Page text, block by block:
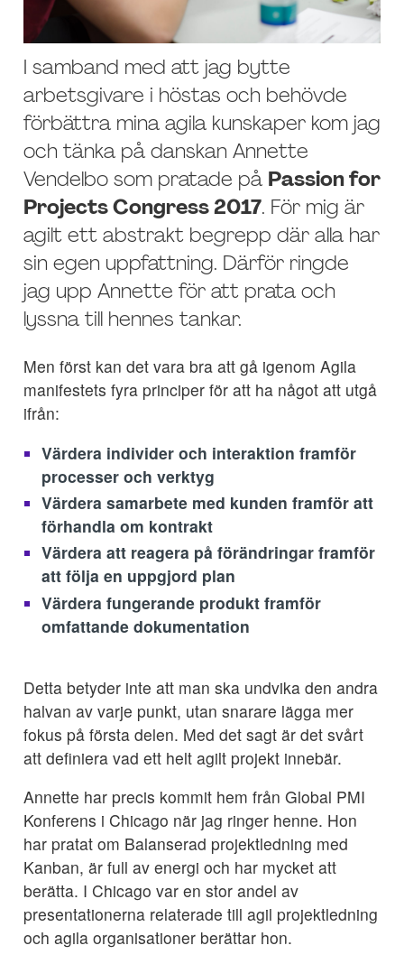
I samband med att jag bytte
arbetsgivare i höstas och behövde
förbättra mina agila kunskaper kom jag
och tänka på danskan Annette
Vendelbo som pratade på Passion for
Projects Congress 2017. För mig är
agilt ett abstrakt begrepp där alla har
sin egen uppfattning. Därför ringde
jag upp Annette för att prata och
lyssna till hennes tankar.
Men först kan det vara bra att gå igenom Agila
manifestets fyra principer för att ha något att utgå
ifrån:
Värdera individer och interaktion framför
processer och verktyg
Värdera samarbete med kunden framför att
förhandla om kontrakt
Värdera att reagera på förändringar framför
att följa en uppgjord plan
Värdera fungerande produkt framför
omfattande dokumentation
Detta betyder inte att man ska undvika den andra
halvan av varje punkt, utan snarare lägga mer
fokus på första delen. Med det sagt är det svårt
att definiera vad ett helt agilt projekt innebär.
Annette har precis kommit hem från Global PMI
Konferens i Chicago när jag ringer henne. Hon
har pratat om Balanserad projektledning med
Kanban, är full av energi och har mycket att
berätta. I Chicago var en stor andel av
presentationerna relaterade till agil projektledning
och agila organisationer berättar hon.